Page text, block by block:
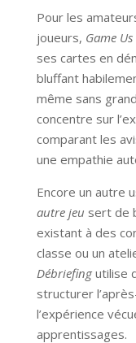
Pour les
joueurs, Game Us
ses cartes en
bluffant
même sans
concentre sur
comparant les
une empathie
Encore un autre
autre jeu sert de
existant à des
classe ou un
Débriefingutilise
structurer
l’expérience
apprentissages.